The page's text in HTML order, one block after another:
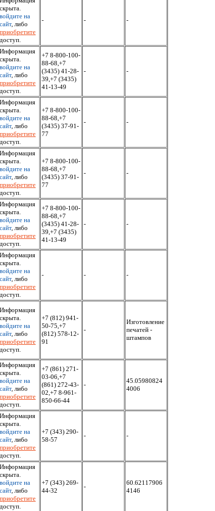
скрыта.
войдите на
сайт, либо
приобретите
доступ.
- - -
Информация
скрыта.
войдите на
сайт, либо
приобретите
доступ.
+7 8-800-100-
88-68,+7
(3435) 41-28-
39,+7 (3435)
41-13-49
- -
Информация
скрыта.
войдите на
сайт, либо
приобретите
доступ.
+7 8-800-100-
88-68,+7
(3435) 37-91-
77
- -
Информация
скрыта.
войдите на
сайт, либо
приобретите
доступ.
+7 8-800-100-
88-68,+7
(3435) 37-91-
77
- -
Информация
скрыта.
войдите на
сайт, либо
приобретите
доступ.
+7 8-800-100-
88-68,+7
(3435) 41-28-
39,+7 (3435)
41-13-49
- -
Информация
скрыта.
войдите на
сайт, либо
приобретите
доступ.
- - -
Информация
скрыта.
войдите на
сайт, либо
приобретите
доступ.
+7 (812) 941-
50-75,+7
(812) 578-12-
91
-
Изготовление
печатей -
штампов
Информация
скрыта.
войдите на
сайт, либо
приобретите
доступ.
+7 (861) 271-
03-06,+7
(861) 272-43-
02,+7 8-961-
850-66-44
-
45.05980824
4006
Информация
скрыта.
войдите на
сайт, либо
приобретите
доступ.
+7 (343) 290-
58-57
- -
Информация
скрыта.
войдите на
сайт, либо
приобретите
доступ.
+7 (343) 269-
44-32
-
60.62117906
4146